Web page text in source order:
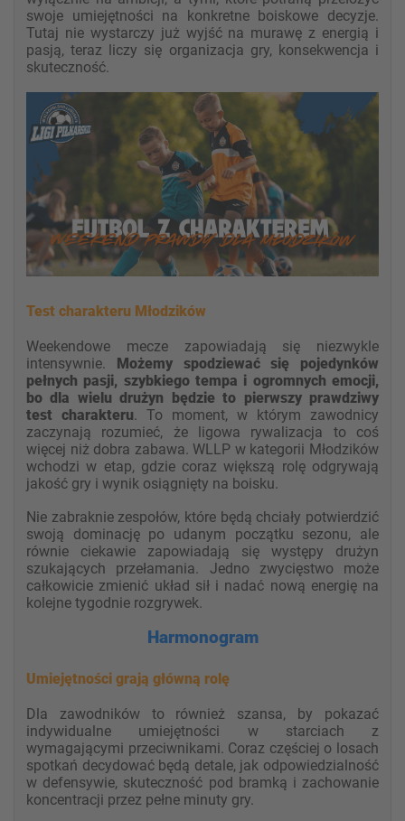
swoje umiejętności na konkretne boiskowe decyzje.
Tutaj nie wystarczy już wyjść na murawę z energią i
pasją, teraz liczy się organizacja gry, konsekwencja i
skuteczność.
Test charakteru Młodzików
Weekendowe mecze zapowiadają się niezwykle
intensywnie. Możemy spodziewać się pojedynków
pełnych pasji, szybkiego tempa i ogromnych emocji,
bo dla wielu drużyn będzie to pierwszy prawdziwy
test charakteru. To moment, w którym zawodnicy
zaczynają rozumieć, że ligowa rywalizacja to coś
więcej niż dobra zabawa. WLLP w kategorii Młodzików
wchodzi w etap, gdzie coraz większą rolę odgrywają
jakość gry i wynik osiągnięty na boisku.
Nie zabraknie zespołów, które będą chciały potwierdzić
swoją dominację po udanym początku sezonu, ale
równie ciekawie zapowiadają się występy drużyn
szukających przełamania. Jedno zwycięstwo może
całkowicie zmienić układ sił i nadać nową energię na
kolejne tygodnie rozgrywek.
Harmonogram
Umiejętności grają główną rolę
Dla zawodników to również szansa, by pokazać
indywidualne umiejętności w starciach z
wymagającymi przeciwnikami. Coraz częściej o losach
spotkań decydować będą detale, jak odpowiedzialność
w defensywie, skuteczność pod bramką i zachowanie
koncentracji przez pełne minuty gry.